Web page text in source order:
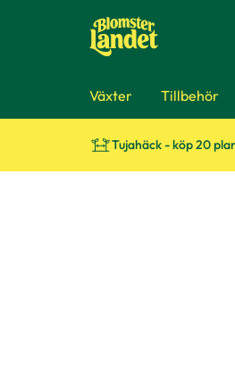
Växter Tillbehör
Tujahäck - köp 20